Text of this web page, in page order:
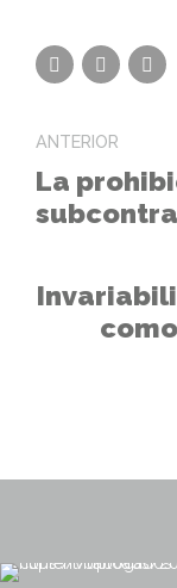
ANTERIOR
La